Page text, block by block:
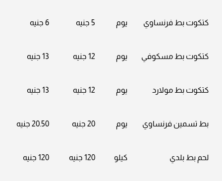
كتكوت بط فرنساوي يوم 5 جنيه 6 جنيه
كتكوت بط مسكوفي يوم 12 جنيه 13 جنيه
كتكوت بط مولارد يوم 12 جنيه 13 جنيه
بط تسمين فرنساوي يوم 20 جنيه 20.50 جنيه
لحم بط بلدي كيلو 120 جنيه 120 جنيه